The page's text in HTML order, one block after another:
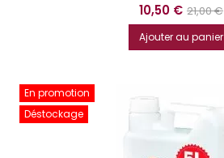
Prix
10,50 € Prix
base
21,00 €
Ajouter au panier
En promotion
Déstockage